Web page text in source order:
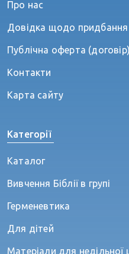
Про нас
Довідка щодо придбання
Публічна оферта
Контакти
Карта сайту
Категорії
Каталог
Вивчення Біблії в групі
Герменевтика
Для дітей
Матеріали для недільної